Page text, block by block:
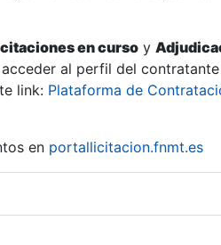
en curso y
al perfil del
link: Plataforma de
en portallicitacion.fnmt.es